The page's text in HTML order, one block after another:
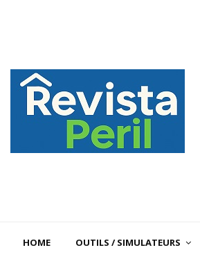
HOME OUTILS / SIMULATEURS